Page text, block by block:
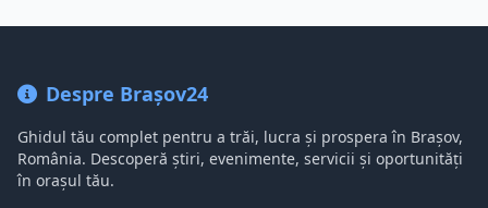
Despre Brașov24
Ghidul tău complet pentru a trăi, lucra și prospera în Brașov,
România. Descoperă știri, evenimente, servicii și oportunități
în orașul tău.